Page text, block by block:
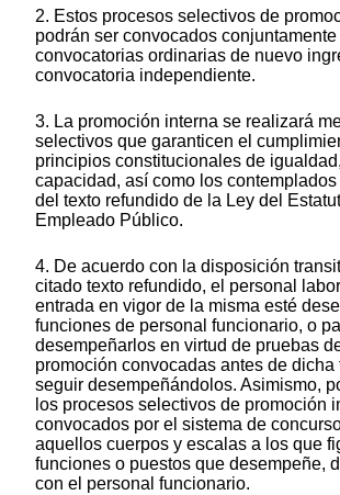
2. Estos procesos selectivos de
podrán ser convocados
convocatorias ordinarias de nuevo
convocatoria independiente.
3. La promoción interna se realizará
selectivos que garanticen el
principios constitucionales de
capacidad, así como los
del texto refundido de la Ley del
Empleado Público.
4. De acuerdo con la disposición
citado texto refundido, el personal
entrada en vigor de la misma esté
funciones de personal funcionario, o
desempeñarlos en virtud de pruebas
promoción convocadas antes de dicha
seguir desempeñándolos. Asimismo,
los procesos selectivos de promoción
convocados por el sistema de
aquellos cuerpos y escalas a los que
funciones o puestos que desempeñe,
con el personal funcionario.